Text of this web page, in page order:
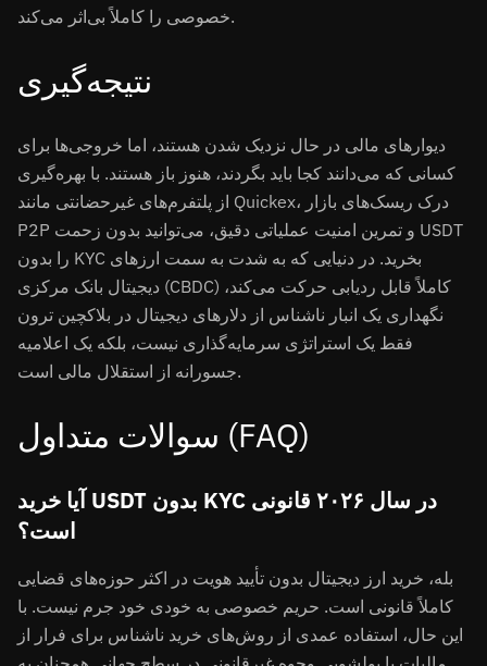
خصوصی را کاملاً بی‌اثر می‌کند.
نتیجه‌گیری
دیوارهای مالی در حال نزدیک شدن هستند، اما خروجی‌ها برای
کسانی که می‌دانند کجا باید بگردند، هنوز باز هستند. با بهره‌گیری
از پلتفرم‌های غیرحضانتی مانند Quickex، درک ریسک‌های بازار
P2P و تمرین امنیت عملیاتی دقیق، می‌توانید بدون زحمت USDT
را بدون KYC بخرید. در دنیایی که به شدت به سمت ارزهای
دیجیتال بانک مرکزی (CBDC) کاملاً قابل ردیابی حرکت می‌کند،
نگهداری یک انبار ناشناس از دلارهای دیجیتال در بلاکچین ترون
فقط یک استراتژی سرمایه‌گذاری نیست، بلکه یک اعلامیه
جسورانه از استقلال مالی است.
سوالات متداول (FAQ)
آیا خرید USDT بدون KYC در سال ۲۰۲۶ قانونی
است؟
بله، خرید ارز دیجیتال بدون تأیید هویت در اکثر حوزه‌های قضایی
کاملاً قانونی است. حریم خصوصی به خودی خود جرم نیست. با
این حال، استفاده عمدی از روش‌های خرید ناشناس برای فرار از